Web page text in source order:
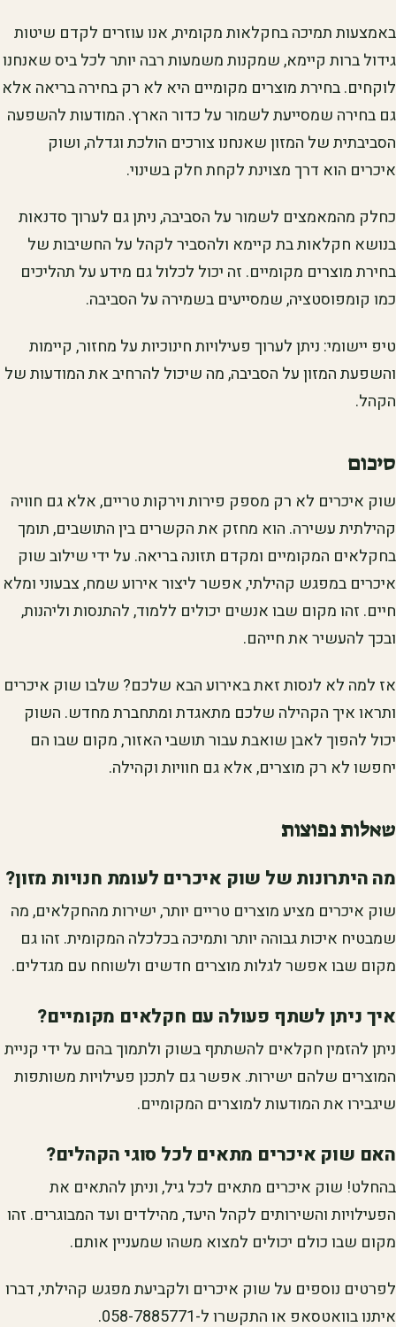
באמצעות תמיכה בחקלאות מקומית, אנו עוזרים לקדם שיטות
גידול ברות קיימא, שמקנות משמעות רבה יותר לכל ביס שאנחנו
לוקחים. בחירת מוצרים מקומיים היא לא רק בחירה בריאה אלא
גם בחירה שמסייעת לשמור על כדור הארץ. המודעות להשפעה
הסביבתית של המזון שאנחנו צורכים הולכת וגדלה, ושוק
איכרים הוא דרך מצוינת לקחת חלק בשינוי.
כחלק מהמאמצים לשמור על הסביבה, ניתן גם לערוך סדנאות
בנושא חקלאות בת קיימא ולהסביר לקהל על החשיבות של
בחירת מוצרים מקומיים. זה יכול לכלול גם מידע על תהליכים
כמו קומפוסטציה, שמסייעים בשמירה על הסביבה.
טיפ יישומי: ניתן לערוך פעילויות חינוכיות על מחזור, קיימות
והשפעת המזון על הסביבה, מה שיכול להרחיב את המודעות של
הקהל.
סיכום
שוק איכרים לא רק מספק פירות וירקות טריים, אלא גם חוויה
קהילתית עשירה. הוא מחזק את הקשרים בין התושבים, תומך
בחקלאים המקומיים ומקדם תזונה בריאה. על ידי שילוב שוק
איכרים במפגש קהילתי, אפשר ליצור אירוע שמח, צבעוני ומלא
חיים. זהו מקום שבו אנשים יכולים ללמוד, להתנסות וליהנות,
ובכך להעשיר את חייהם.
אז למה לא לנסות זאת באירוע הבא שלכם? שלבו שוק איכרים
ותראו איך הקהילה שלכם מתאגדת ומתחברת מחדש. השוק
יכול להפוך לאבן שואבת עבור תושבי האזור, מקום שבו הם
יחפשו לא רק מוצרים, אלא גם חוויות וקהילה.
שאלות נפוצות
מה היתרונות של שוק איכרים לעומת חנויות מזון?
שוק איכרים מציע מוצרים טריים יותר, ישירות מהחקלאים, מה
שמבטיח איכות גבוהה יותר ותמיכה בכלכלה המקומית. זהו גם
מקום שבו אפשר לגלות מוצרים חדשים ולשוחח עם מגדלים.
איך ניתן לשתף פעולה עם חקלאים מקומיים?
ניתן להזמין חקלאים להשתתף בשוק ולתמוך בהם על ידי קניית
המוצרים שלהם ישירות. אפשר גם לתכנן פעילויות משותפות
שיגבירו את המודעות למוצרים המקומיים.
האם שוק איכרים מתאים לכל סוגי הקהלים?
בהחלט! שוק איכרים מתאים לכל גיל, וניתן להתאים את
הפעילויות והשירותים לקהל היעד, מהילדים ועד המבוגרים. זהו
מקום שבו כולם יכולים למצוא משהו שמעניין אותם.
לפרטים נוספים על שוק איכרים ולקביעת מפגש קהילתי, דברו
איתנו בוואטסאפ או התקשרו ל-058-7885771.